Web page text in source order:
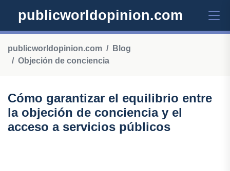
publicworldopinion.com
publicworldopinion.com
Blog
Objeción de conciencia
Cómo garantizar el equilibrio entre
la objeción de conciencia y el
acceso a servicios públicos